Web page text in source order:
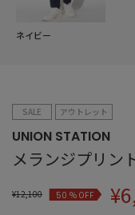
ネイビー
SALE アウトレット
UNION STATION
メランジプリン
¥12,100 50% OFF ¥